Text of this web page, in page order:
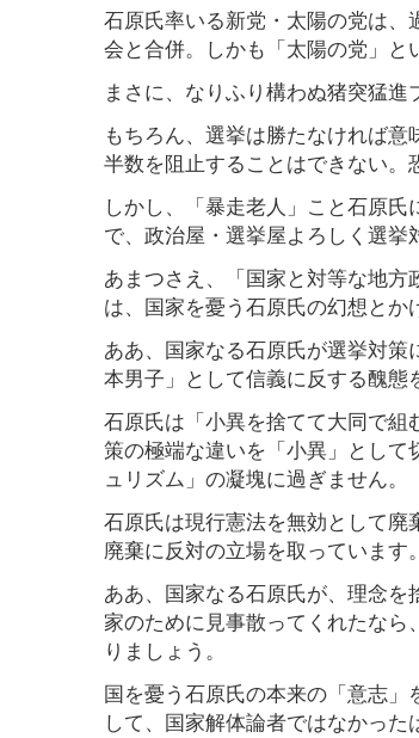
石原氏率いる新党・太陽の党は
会と合併。しかも「太陽の党」と
まさに、なりふり構わぬ猪突猛進
もちろん、選挙は勝たなければ
半数を阻止することはできない。
しかし、「暴走老人」こと石原
で、政治屋・選挙屋よろしく選挙
あまつさえ、「国家と対等な地
は、国家を憂う石原氏の幻想とか
ああ、国家なる石原氏が選挙対
本男子」として信義に反する醜態
石原氏は「小異を捨てて大同で
策の極端な違いを「小異」とし
ュリズム」の凝塊に過ぎません。
石原氏は現行憲法を無効として
廃棄に反対の立場を取っていま
ああ、国家なる石原氏が、理念
家のために見事散ってくれたな
りましょう。
国を憂う石原氏の本来の「意志
して、国家解体論者ではなかった